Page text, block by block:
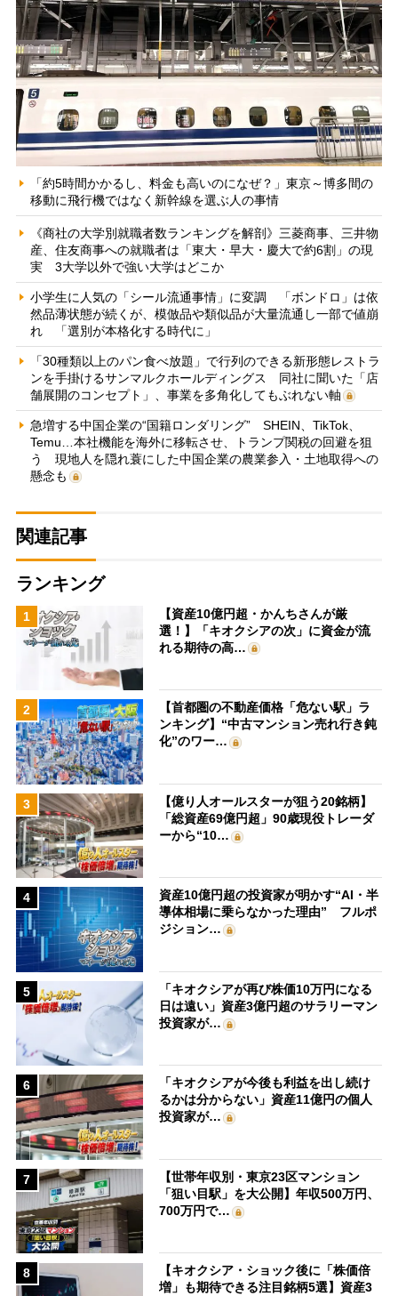
「約5時間かかるし、料金も高いのになぜ？」東京～博多間の
移動に飛行機ではなく新幹線を選ぶ人の事情
《商社の大学別就職者数ランキングを解剖》三菱商事、三井物
産、住友商事への就職者は「東大・早大・慶大で約6割」の現
実 3大学以外で強い大学はどこか
小学生に人気の「シール流通事情」に変調 「ボンドロ」は依
然品薄状態が続くが、模倣品や類似品が大量流通し一部で値崩
れ 「選別が本格化する時代に」
「30種類以上のパン食べ放題」で行列のできる新形態レストラ
ンを手掛けるサンマルクホールディングス 同社に聞いた「店
舗展開のコンセプト」、事業を多角化してもぶれない軸
急増する中国企業の“国籍ロンダリング” SHEIN、TikTok、
Temu…本社機能を海外に移転させ、トランプ関税の回避を狙
う 現地人を隠れ蓑にした中国企業の農業参入・土地取得への
懸念も
関連記事
ランキング
1
【資産10億円超・かんちさんが厳
選！】「キオクシアの次」に資金が流
れる期待の高…
2
【首都圏の不動産価格「危ない駅」ラ
ンキング】“中古マンション売れ行き鈍
化”のワー…
3
【億り人オールスターが狙う20銘柄】
「総資産69億円超」90歳現役トレーダ
ーから“10…
4
資産10億円超の投資家が明かす“AI・半
導体相場に乗らなかった理由” フルポ
ジション…
5
「キオクシアが再び株価10万円になる
日は遠い」資産3億円超のサラリーマン
投資家が…
6
「キオクシアが今後も利益を出し続け
るかは分からない」資産11億円の個人
投資家が…
7
【世帯年収別・東京23区マンション
「狙い目駅」を大公開】年収500万円、
700万円で…
8
【キオクシア・ショック後に「株価倍
増」も期待できる注目銘柄5選】資産3